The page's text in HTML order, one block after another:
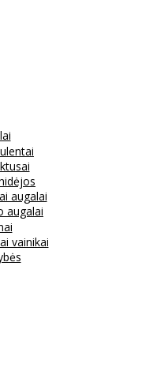
augalai
augalai
vainikai